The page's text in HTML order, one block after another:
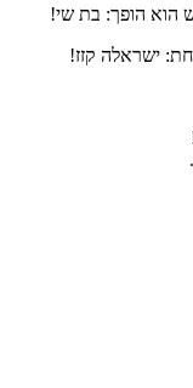
הוא הופך: בת שי!
ישראלה קזז!